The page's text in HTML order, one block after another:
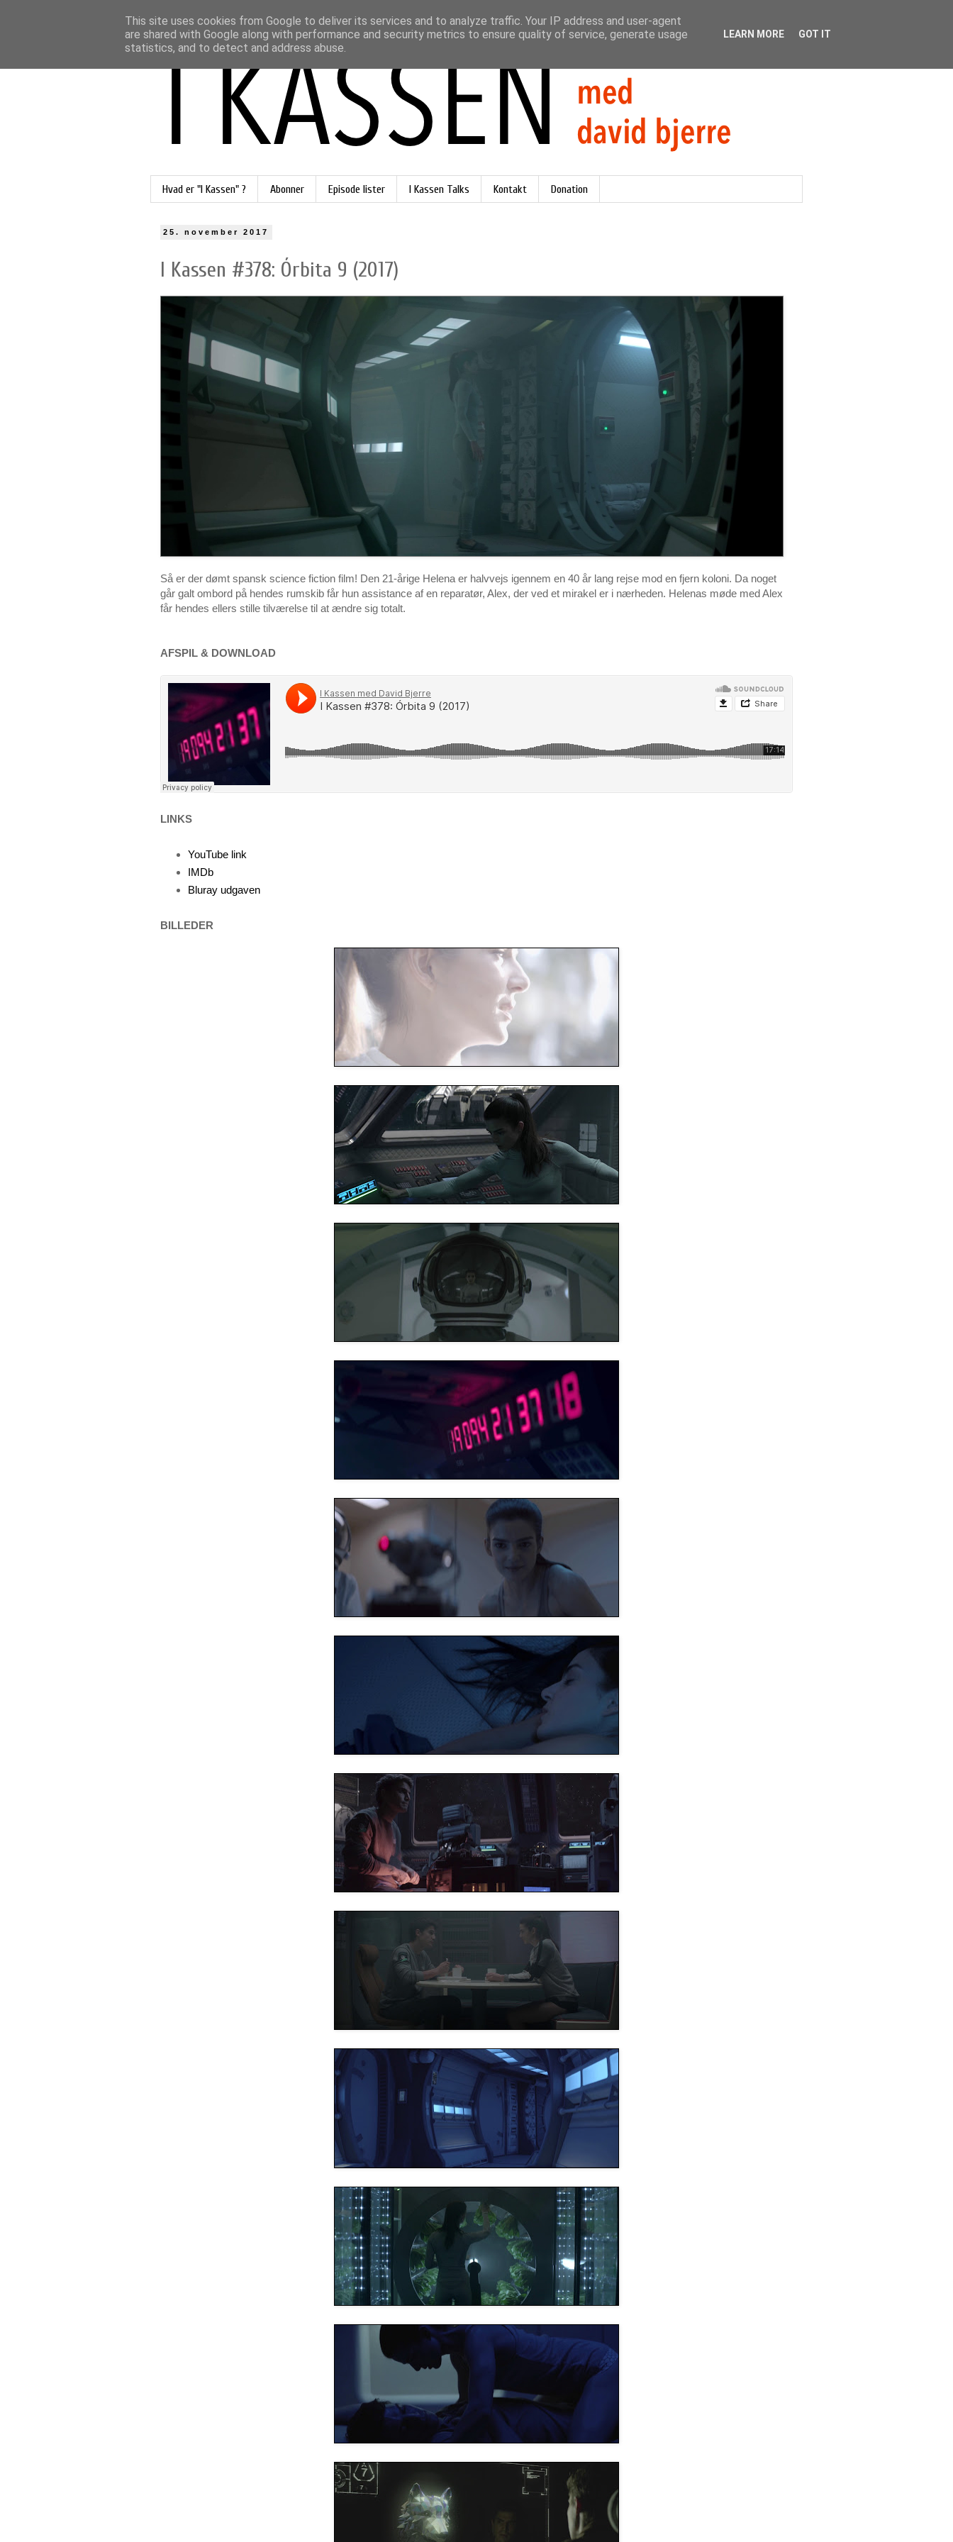
Hvad er "I Kassen" ? Abonner Episode lister I Kassen Talks Kontakt Donation
25. november 2017
I Kassen #378: Órbita 9 (2017)
Så er der dømt spansk science fiction film! Den 21-årige Helena er halvvejs igennem en 40 år lang rejse mod en fjern koloni. Da noget
går galt ombord på hendes rumskib får hun assistance af en reparatør, Alex, der ved et mirakel er i nærheden. Helenas møde med Alex
får hendes ellers stille tilværelse til at ændre sig totalt.
AFSPIL & DOWNLOAD
LINKS
YouTube link
IMDb
Bluray udgaven
BILLEDER
This site uses cookies from Google to deliver its services and to analyze traffic. Your IP address and user-agent
are shared with Google along with performance and security metrics to ensure quality of service, generate usage
statistics, and to detect and address abuse.
LEARN MORE GOT IT